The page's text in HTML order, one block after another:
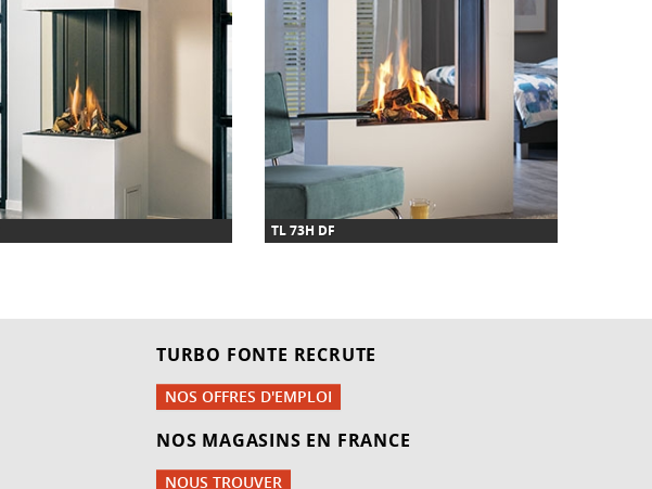
TL 73H DF
TURBO FONTE RECRUTE
NOS OFFRES D'EMPLOI
NOS MAGASINS EN FRANCE
NOUS TROUVER